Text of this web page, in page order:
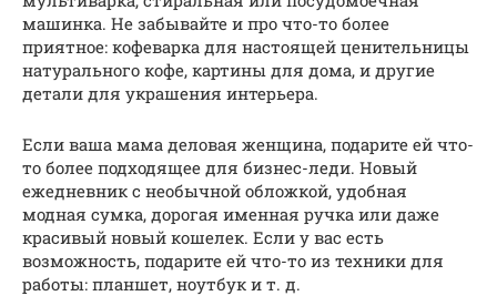
машинка. Не забывайте и про что-то более
приятное: кофеварка для настоящей ценительницы
натурального кофе, картины для дома, и другие
детали для украшения интерьера.
Если ваша мама деловая женщина, подарите ей что-
то более подходящее для бизнес-леди. Новый
ежедневник с необычной обложкой, удобная
модная сумка, дорогая именная ручка или даже
красивый новый кошелек. Если у вас есть
возможность, подарите ей что-то из техники для
работы: планшет, ноутбук и т. д.